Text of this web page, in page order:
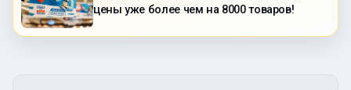
цены уже более чем на 8000 товаров!